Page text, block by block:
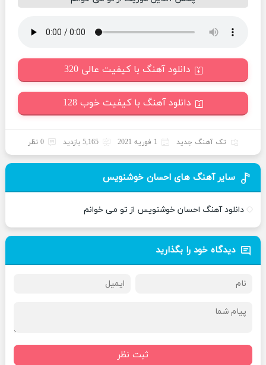
دانلود آهنگ با کیفیت عالی 320
دانلود آهنگ با کیفیت خوب 128
تک آهنگ جدید 1 فوریه 2021 5,165 بازدید 0 نظر
سایر آهنگ های احسان خوشنویس
دانلود آهنگ احسان خوشنویس از تو می خوانم
دیدگاه خود را بگذارید
ثبت نظر